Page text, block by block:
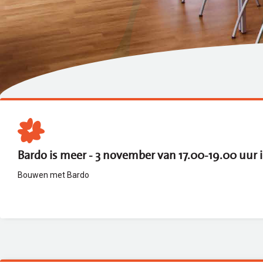
Bardo is meer - 3 november van 17.00-19.00 uur
Bouwen met Bardo